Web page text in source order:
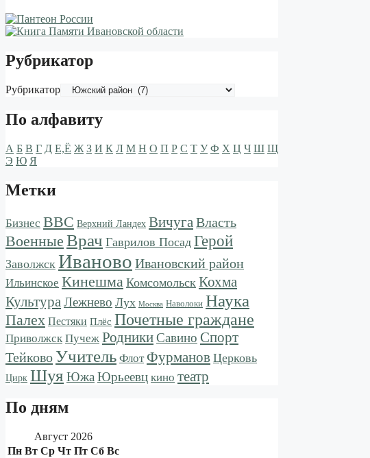
Рубрикатор
Рубрикатор
По алфавиту
А Б В Г Д Е,Ё Ж З И К Л М Н О П Р С Т У Ф Х Ц Ч Ш Щ
Э Ю Я
Метки
Бизнес ВВС Верхний Ландех Вичуга Власть
Военные Врач Гаврилов Посад Герой
Заволжск Иваново Ивановский район
Ильинское Кинешма Комсомольск Кохма
Культура Лежнево Лух Москва Наволоки Наука
Палех Пестяки Плёс Почетные граждане
Приволжск Пучеж РодникиСавино Спорт
ТейковоУчитель Флот Фурманов Церковь
Цирк Шуя Южа Юрьеевц кино театр
По дням
Август 2026
Пн Вт Ср Чт Пт Сб Вс